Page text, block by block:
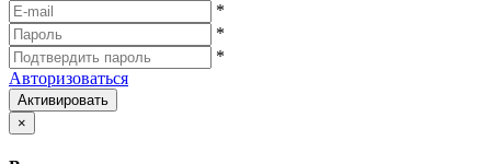
*
*
*
Авторизоваться
Активировать
×